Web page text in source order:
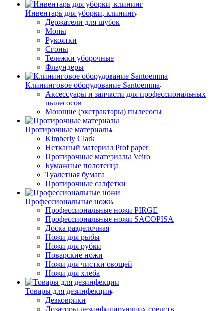
Инвентарь для уборки, клининг
Держатели для шубок
Мопы
Рукоятки
Сгоны
Тележки уборочные
Флаундеры
Клининговое оборудование Santoemma
Аксессуары и запчасти для профессиональных
пылесосов
Моющие (экстракторы) пылесосы
Протирочные материалы
Kimberly Clark
Нетканый материал Prof paper
Протирочные материалы Veiro
Бумажные полотенца
Туалетная бумага
Протирочные салфетки
Профессиональные ножи
Профессиональные ножи PIRGE
Профессиональные ножи SACOPISA
Доска разделочная
Ножи для рыбы
Ножи для рубки
Поварские ножи
Ножи для чистки овощей
Ножи для хлеба
Товары для дезинфекции
Дезковрики
Дозаторы дезинфицирующих средств